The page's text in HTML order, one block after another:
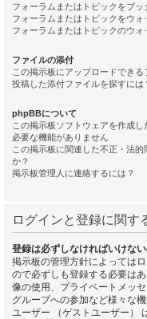
フォーラムまたはトピックをブッ
フォーラムまたはトピックをウォ
フォーラムまたはトピックのウォ
ファイルの添付
この掲示板にアップロードできる
投稿した添付ファイルを探すには
phpBBについて
この掲示板ソフトウェアを作成し
必要な機能がありません
この掲示板に関連した不正・法
か？
掲示板管理人に連絡するには？
ログインと登録に関す
登録は必ずしなければいけない
掲示板の管理方針によっては
ので必ずしも登録する必要は
像の使用、プライベートメッ
グループへの参加など様々な
ユーザー （ゲストユーザー）